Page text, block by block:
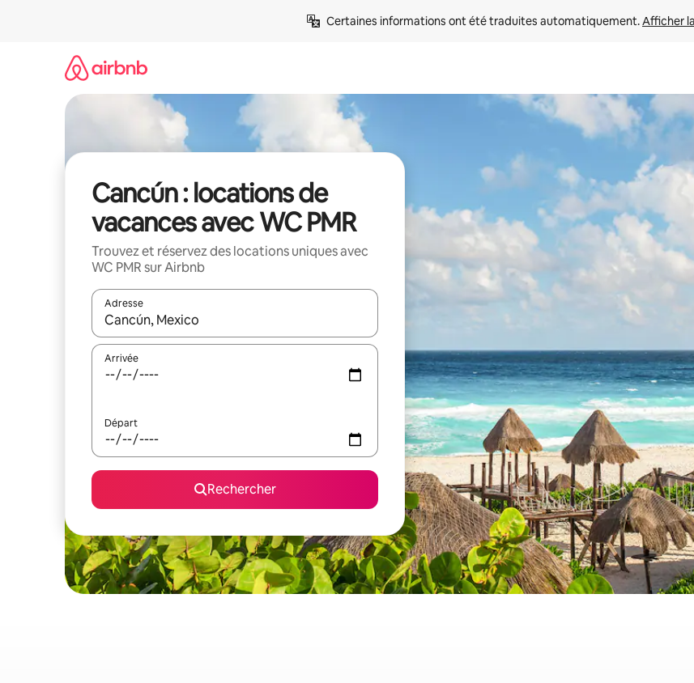
Certaines informations ont été traduites automatiquement. Afficher
Cancún : locations de
vacances avec WC PMR
Trouvez et réservez des locations uniques avec
WC PMR sur Airbnb
Adresse
Lorsque les résultats s'affichent, utilisez les flèches vers le haut et vers le bas pour les parcourir ou en appuyant et
Arrivée
Départ
Rechercher